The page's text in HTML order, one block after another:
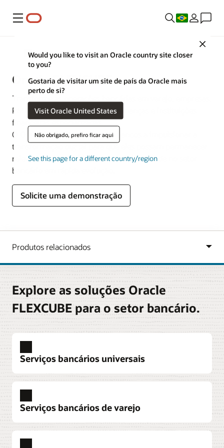
Menu
Close
Would you like to visit an Oracle country site closer
to you?
Gostaria de visitar um site de país da Oracle mais
perto de si?
Visit Oracle United States
Não obrigado, prefiro ficar aqui
See this page for a different country/region
Operações Bancárias
Oracle FLEXCUBE
Transforme as operações bancárias em varejo, empresas,
PMEs, bancos islâmicos, microfinanças e instituições
financeiras especializadas.
O Oracle FLEXCUBE ajuda os bancos a impulsionar a
transformação digital para que eles possam permanecer
relevantes, competitivos e em conformidade no setor
bancário em rápida evolução.
Solicite uma demonstração
Explore as soluções Oracle
FLEXCUBE para o setor bancário.
Serviços bancários universais
Serviços bancários de varejo